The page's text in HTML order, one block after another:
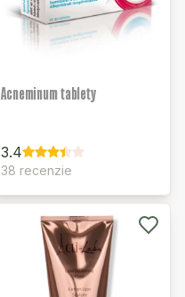
Acneminum tablety
3.4
38 recenzie